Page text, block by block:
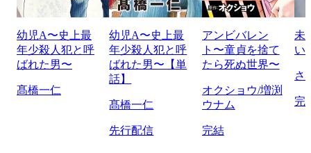
幼児A〜史上最
年少殺人犯と呼
ばれた男〜
髙橋一仁
幼児A〜史上最
年少殺人犯と呼
ばれた男〜【単
話】
髙橋一仁
先行配信
アンビバレン
ト〜童貞を捨て
たら死ぬ世界〜
オクショウ/増渕
ウナム
完結
未
い
さ
完